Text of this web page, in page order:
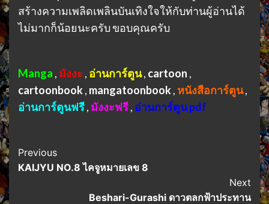
สร้างความเพลิดเพลินบันเทิงใจให้กับท่านผู้อ่านได้
ไม่มากก็น้อยนะครับ ขอบคุณครับ
Manga , มังงะ , อ่านการ์ตูน, cartoon ,
cartoonbook, mangatoonbook, หนังสือการ์ตูน,
อ่านการ์ตูนฟรี, มังงะฟรี, อ่านการ์ตูน pdf
Post
Navigation
Previous
KAIJYU NO.8 ไคจูหมายเลข 8
Next
Beshari-Gurashi ดาวตลกฟ้าประทาน